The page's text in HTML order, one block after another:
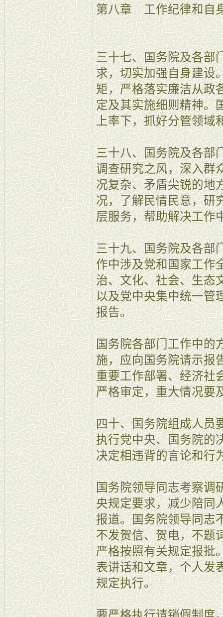
第八章 工作纪律和自
三十七、国务院及各部
求，切实加强自身建设
矩，严格落实廉洁从政
定及其实施细则精神。
上率下，抓好分管领域
三十八、国务院及各部
调查研究之风，深入群
况复杂、矛盾尖锐的地
况，了解民情民意，研
层服务，帮助解决工作
三十九、国务院及各部
作中涉及党和国家工作
治、文化、社会、生态
以及党中央集中统一管
报告。
国务院各部门工作中的
施，应向国务院请示报
重要工作部署、经济社
严格审定，重大情况要
四十、国务院组成人员
执行党中央、国务院的
决定相违背的言论和行
国务院领导同志考察调
央规定要求，减少陪同
报道。国务院领导同志
不发贺信、贺电，不题
严格按照有关规定报批
表讲话和文章，个人发
规定执行。